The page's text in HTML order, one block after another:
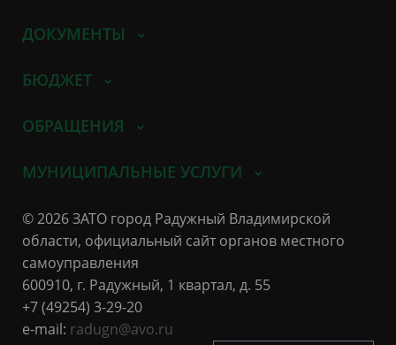
ДОКУМЕНТЫ
БЮДЖЕТ
ОБРАЩЕНИЯ
МУНИЦИПАЛЬНЫЕ УСЛУГИ
© 2026 ЗАТО город Радужный Владимирской
области, официальный сайт органов местного
самоуправления
600910, г. Радужный, 1 квартал, д. 55
+7 (49254) 3-29-20
e-mail: radugn@avo.ru